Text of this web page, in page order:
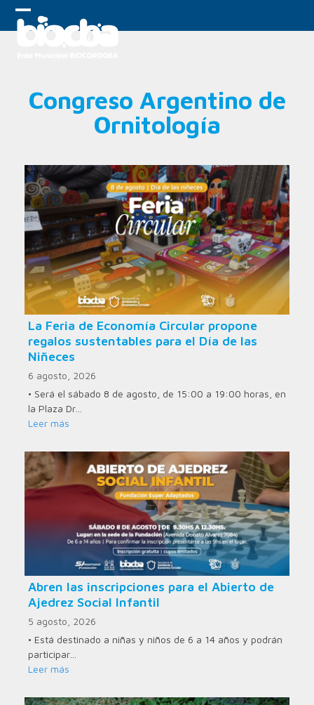
Skip
Open
Close
Congreso Argentino de
Ornitología
La Feria de Economía Circular propone
regalos sustentables para el Día de las
Niñeces
6 agosto, 2026
• Será el sábado 8 de agosto, de 15:00 a 19:00 horas, en
la Plaza Dr…
Leer más
Abren las inscripciones para el Abierto de
Ajedrez Social Infantil
5 agosto, 2026
• Está destinado a niñas y niños de 6 a 14 años y podrán
participar…
Leer más